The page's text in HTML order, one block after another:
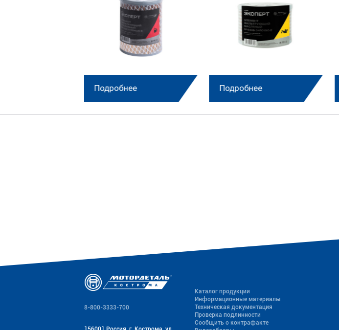
Подробнее Подробнее
8-800-3333-700
Каталог продукции
Информационные материалы
Техническая документация
Проверка подлинности
Сообщить о контрафакте